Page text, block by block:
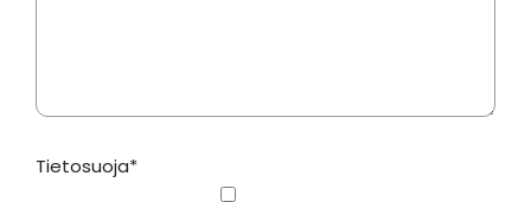
Tietosuoja*